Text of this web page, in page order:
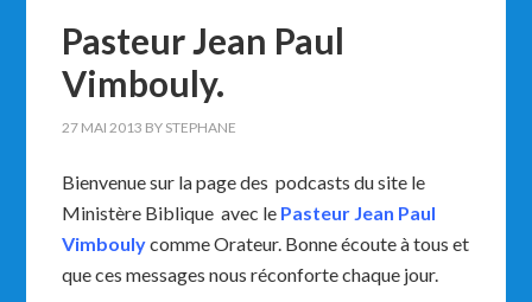
Pasteur Jean Paul
Vimbouly.
27 MAI 2013 BY STEPHANE
Bienvenue sur la page des podcasts du site le
Ministère Biblique avec le Pasteur Jean Paul
Vimboulycomme Orateur. Bonne écoute à tous et
que ces messages nous réconforte chaque jour.